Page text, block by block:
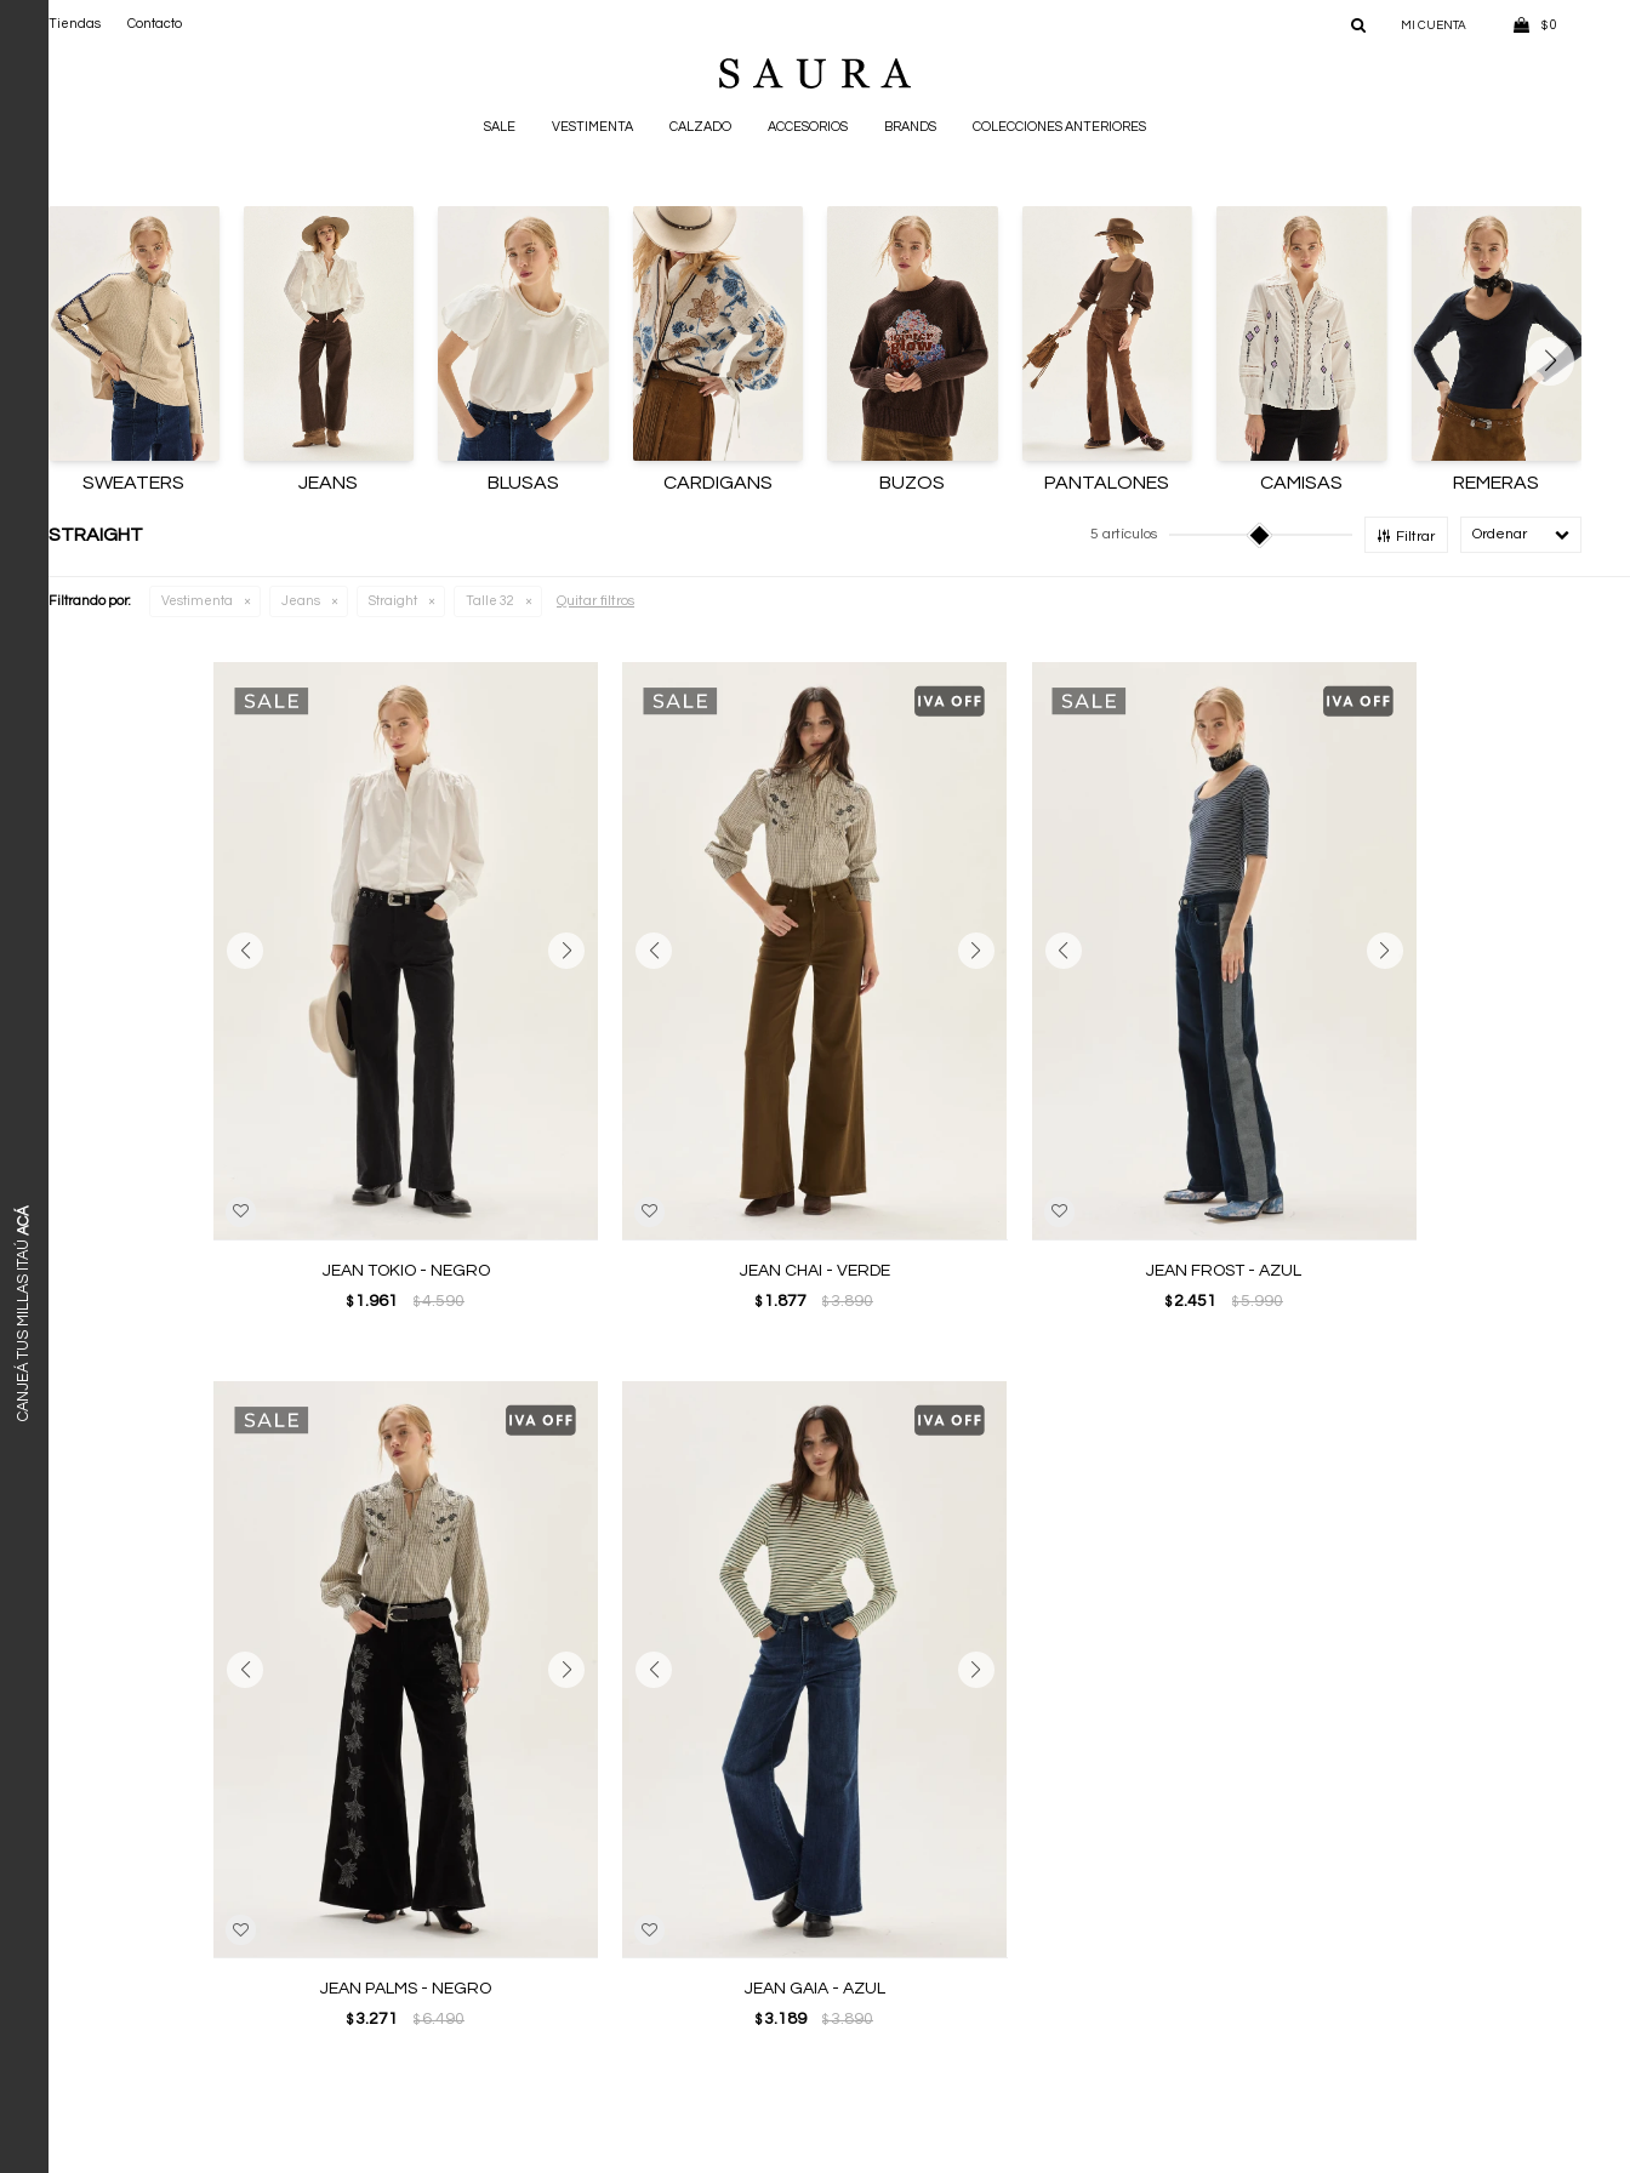
SALE VESTIMENTA CALZADO ACCESORIOS BRANDS COLECCIONES ANTERIORES
$ 0
Tiendas Contacto
CANJEÁ TUS MILLAS ITAÚ
ACÁ
SWEATERS JEANS BLUSAS CARDIGANS BUZOS PANTALONES CAMISAS REMERAS
STRAIGHT 5 artículos Filtrar
Filtrando por: Vestimenta Jeans Straight Talle 32 Quitar filtros
JEAN TOKIO - NEGRO
$ 1.961 $4.590
JEAN CHAI - VERDE
$ 1.877 $3.890
JEAN FROST - AZUL
$ 2.451 $5.990
JEAN PALMS - NEGRO
$3.271 $6.490
JEAN GAIA - AZUL
$3.189 $3.890